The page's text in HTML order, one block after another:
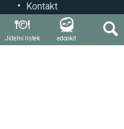
Jídelní lístek edookit
Kontakt
Může se hodit